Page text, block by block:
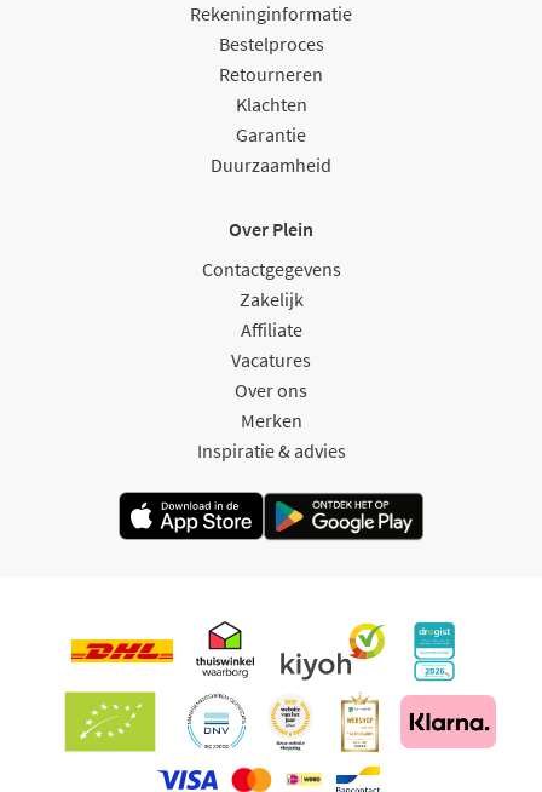
Rekeninginformatie
Bestelproces
Retourneren
Klachten
Garantie
Duurzaamheid
Over Plein
Contactgegevens
Zakelijk
Affiliate
Vacatures
Over ons
Merken
Inspiratie & advies